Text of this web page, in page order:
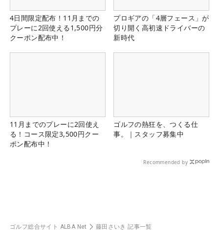
4日間限定配布！11月までの
プレーに2回使える1,500円分
クーポン配布中！
プロギアの「4層フェース」が
切り開く高初速ドライバーの
新時代
11月までのプレーに2回使え
る！コース限定3,500円クー
ポン配布中！
ゴルフの熱狂を、つくる仕
事。｜スタッフ募集中
Recommended by
ゴルフ総合サイト ALBA Net 藤田さいき 記事一覧